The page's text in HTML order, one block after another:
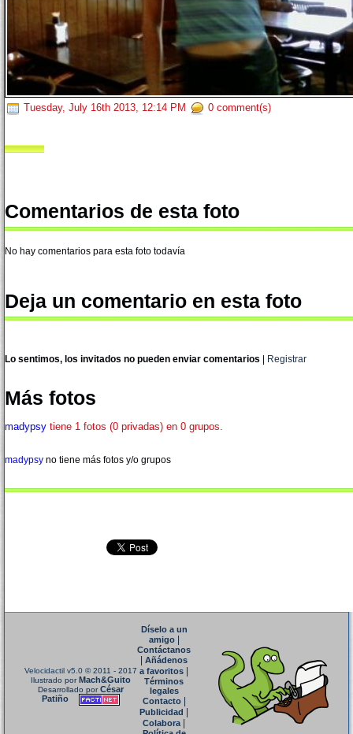
Tuesday, July 16th 2013, 12:14 PM 0 comment(s)
Comentarios de esta foto
No hay comentarios para esta foto todavía
Deja un comentario en esta foto
Lo sentimos, los invitados no pueden enviar comentarios Registrar
Más fotos
madypsy tiene 1 fotos (0 privadas) en 0 grupos.
madypsy no tiene más fotos y/o grupos
Velocidactil v5.0 © 2011 - 2017
Ilustrado porMach&Guito
Desarrollado porCésar
Patiño
Díselo a un
amigo|
Contáctanos
Añádenos
a favoritos
Términos
legales
Contacto|
Publicidad
Colabora|